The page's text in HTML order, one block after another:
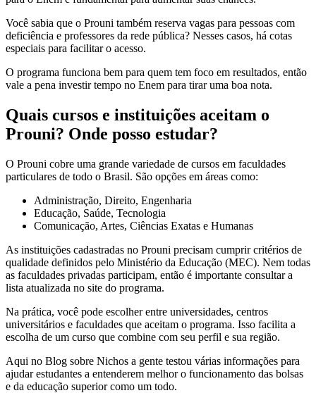
Você sabia que o Prouni também reserva vagas para pessoas com
deficiência e professores da rede pública? Nesses casos, há cotas
especiais para facilitar o acesso.
O programa funciona bem para quem tem foco em resultados, então
vale a pena investir tempo no Enem para tirar uma boa nota.
Quais cursos e instituições aceitam o
Prouni? Onde posso estudar?
O Prouni cobre uma grande variedade de cursos em faculdades
particulares de todo o Brasil. São opções em áreas como:
Administração, Direito, Engenharia
Educação, Saúde, Tecnologia
Comunicação, Artes, Ciências Exatas e Humanas
As instituições cadastradas no Prouni precisam cumprir critérios de
qualidade definidos pelo Ministério da Educação (MEC). Nem todas
as faculdades privadas participam, então é importante consultar a
lista atualizada no site do programa.
Na prática, você pode escolher entre universidades, centros
universitários e faculdades que aceitam o programa. Isso facilita a
escolha de um curso que combine com seu perfil e sua região.
Aqui no Blog sobre Nichos a gente testou várias informações para
ajudar estudantes a entenderem melhor o funcionamento das bolsas
e da educação superior como um todo.